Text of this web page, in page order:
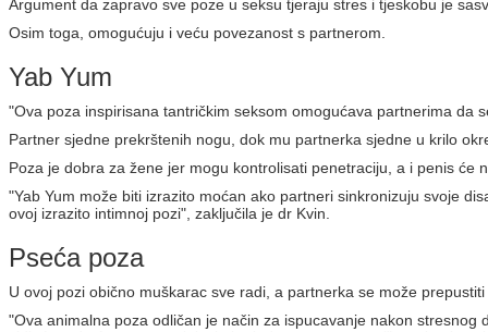
Argument da zapravo sve poze u seksu tjeraju stres i tjeskobu je
Osim toga, omogućuju i veću povezanost s partnerom.
Yab Yum
"Ova poza inspirisana tantričkim seksom omogućava partnerima da
Partner sjedne prekrštenih nogu, dok mu partnerka sjedne u krilo
Poza je dobra za žene jer mogu kontrolisati penetraciju, a i penis će
"Yab Yum može biti izrazito moćan ako partneri sinkronizuju svoje
ovoj izrazito intimnoj pozi", zaključila je dr Kvin.
Pseća poza
U ovoj pozi obično muškarac sve radi, a partnerka se može
"Ova animalna poza odličan je način za ispucavanje nakon